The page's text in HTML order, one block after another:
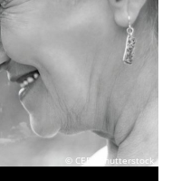
© CEF / Shutterstock